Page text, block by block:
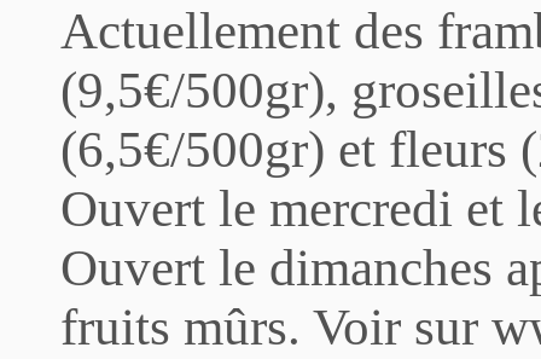
Actuellement des
(9,5€/500gr),
(6,5€/500gr) et fleurs
Ouvert le mercredi et
Ouvert le dimanches
fruits mûrs. Voir sur